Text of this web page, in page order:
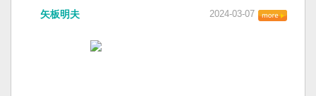
矢板明夫 2024-03-07